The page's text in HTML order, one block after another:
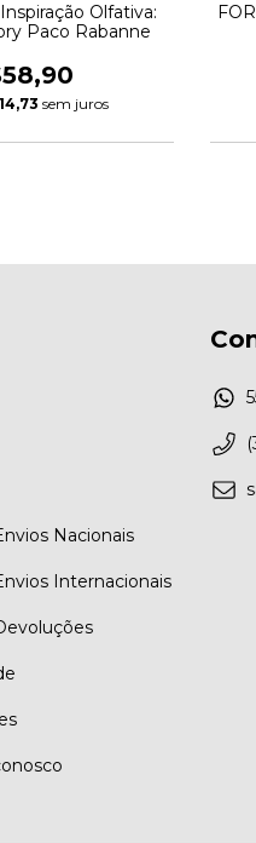
Olfativa:
Paco Rabanne
sem juros
Nacionais
Internacionais